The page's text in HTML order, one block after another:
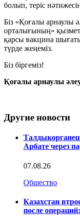
болып, теріс
Біз «Қоғалы арнаулы
орталығының»
қарсы вакцина
түрде жеңеміз.
Біз біргеміз!
Қоғалы арнаулы
Другие новости
Арбате через
07.08.26
Общество
Казахстан
после